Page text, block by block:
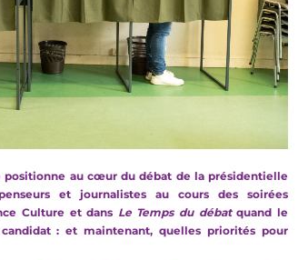
positionne au cœur du débat de la présidentielle
et journalistes au cours des soirées
Culture et dans Le Temps du débatquand le
: et maintenant, quelles priorités pour